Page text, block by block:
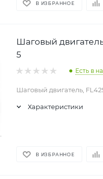
В ИЗБРАННОЕ
Шаговый
5
Есть в
Шаговый двигатель,
Характеристики
В ИЗБРАННОЕ